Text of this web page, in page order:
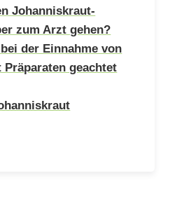
Johanniskraut-
zum Arzt gehen?
der Einnahme von
geachtet